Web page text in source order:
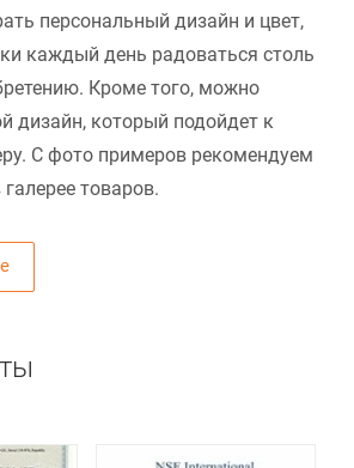
персональный дизайн и цвет,
каждый день радоваться столь
Кроме того, можно
дизайн, который подойдет к
С фото примеров рекомендуем
товаров.